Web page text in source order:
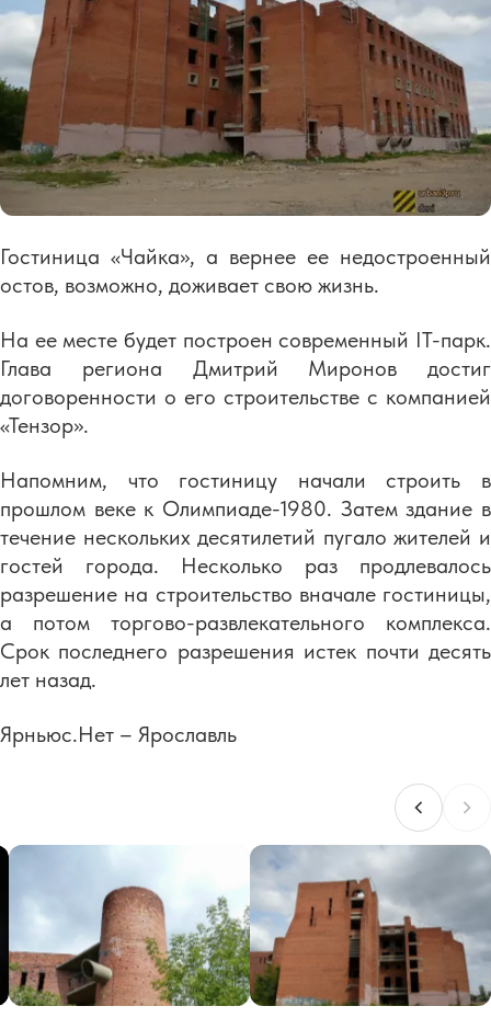
Гостиница «Чайка», а вернее ее недостроенный
остов, возможно, доживает свою жизнь.
На ее месте будет построен современный IT-парк.
Глава региона Дмитрий Миронов достиг
договоренности о его строительстве с компанией
«Тензор».
Напомним, что гостиницу начали строить в
прошлом веке к Олимпиаде-1980. Затем здание в
течение нескольких десятилетий пугало жителей и
гостей города. Несколько раз продлевалось
разрешение на строительство вначале гостиницы,
а потом торгово-развлекательного комплекса.
Срок последнего разрешения истек почти десять
лет назад.
Ярньюс.Нет – Ярославль